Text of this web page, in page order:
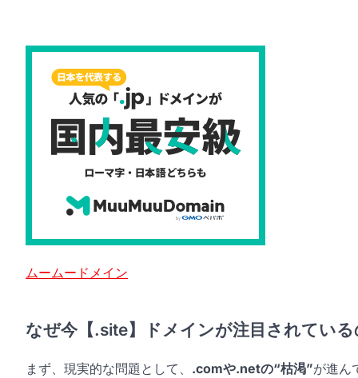
ムームードメイン
なぜ今【.site】ドメインが注目されてい
まず、現実的な問題として、 .comや.netの“枯渇”が進ん